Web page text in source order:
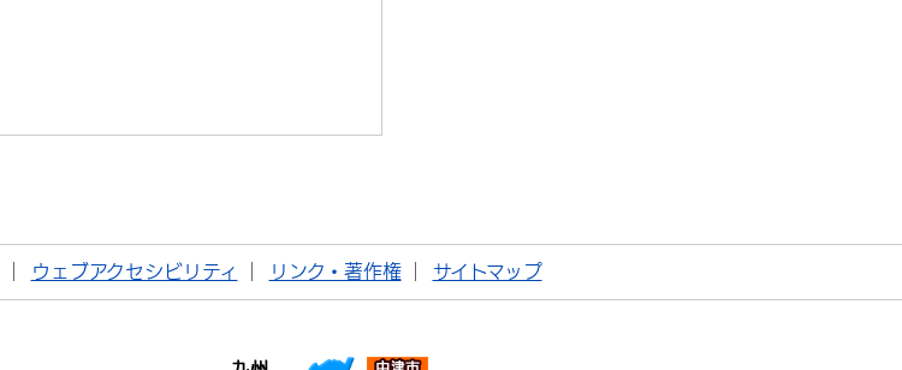
ウェブアクセシビリティ リンク・著作権 サイトマップ